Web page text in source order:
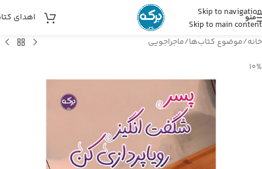
Skip to navigation
Skip to main content
منو
اهدای
خانه/موضوع کتاب‌ها/ماجراجویی
10%